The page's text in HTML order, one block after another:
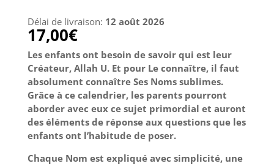
Délai de livraison: 12 août 2026
17,00€
Les enfants ont besoin de savoir qui est leur
Créateur, Allah U. Et pour Le connaître, il faut
absolument connaître Ses Noms sublimes.
Grâce à ce calendrier, les parents pourront
aborder avec eux ce sujet primordial et auront
des éléments de réponse aux questions que les
enfants ont l’habitude de poser.
Chaque Nom est expliqué avec simplicité, une